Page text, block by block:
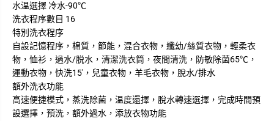
水温選擇 冷水-90℃
洗衣程序數目 16
特別洗衣程序
自設記憶程序，棉質，節能，混合衣物，纖幼/絲質衣物，輕柔衣
物，恤衫，過水/脱水，清潔洗衣筒，夜間清洗，防敏除菌65℃，
運動衣物，快洗15'，兒童衣物，羊毛衣物，脫水/排水
額外洗衣功能
高速便捷模式，蒸洗除菌，温度還擇，脫水轉速選擇，完成時間預
設選擇，預洗，額外過水，添放衣物功能